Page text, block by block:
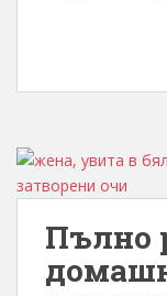
Пълно